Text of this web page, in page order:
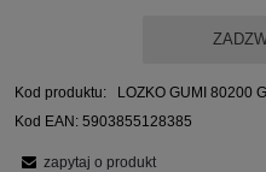
Kod produktu:
LOZKO GUMI 80200
Kod EAN: 5903855128385
zapytaj o produkt